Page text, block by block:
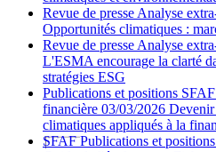
Revue de presse Analyse
Opportunités climatiques :
Revue de presse Analyse
L'ESMA encourage la clarté
stratégies ESG
Publications et positions SFAF
financière 03/03/2026 Devenir
climatiques appliqués à la
SFAF Publications et